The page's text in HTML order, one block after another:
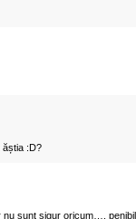
ăștia :D?
nu sunt sigur oricum….